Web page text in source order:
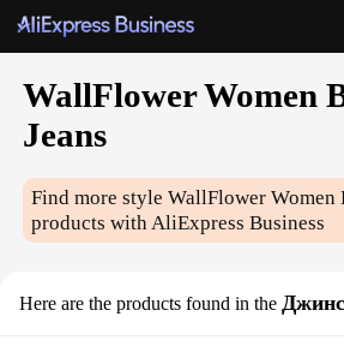
WallFlower Women
Jeans
Find more styleWallFlower Women
products with AliExpress Business
Here are the products found in the